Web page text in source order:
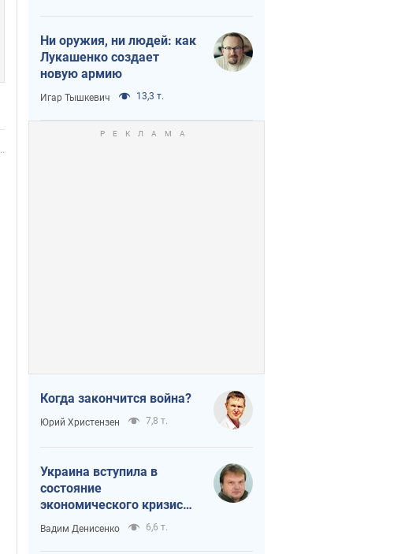
Ни оружия, ни людей: как
Лукашенко создает
новую армию
Игар Тышкевич 13,3 т.
Когда закончится война?
Юрий Христензен 7,8 т.
Украина вступила в
состояние
экономического кризиса.
Есть ли свет в конце
туннеля?
Вадим Денисенко 6,6 т.